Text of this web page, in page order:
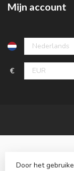
Mijn account
€
Door het